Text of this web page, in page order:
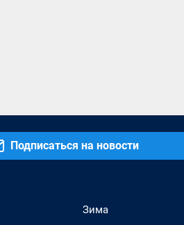
Подписаться на новости
Зима